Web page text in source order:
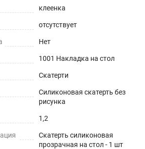
от механических
вашего стола от воды и
клеенка
отсутствует
Нет
1001 Накладка на стол
Скатерти
Силиконовая скатерть без
рисунка
1,2
Скатерть силиконовая
прозрачная на стол - 1 шт